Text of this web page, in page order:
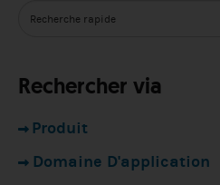
Rechercher via
Produit
Domaine D'application